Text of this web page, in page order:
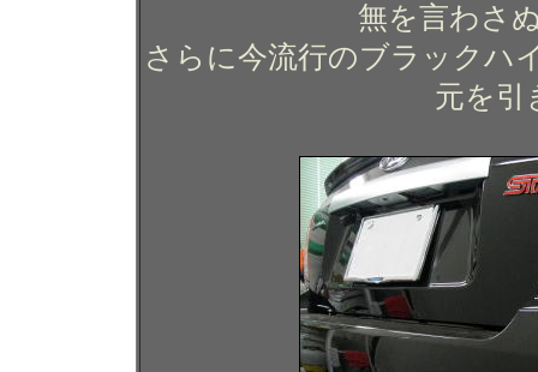
無を言わさ
さらに今流行のブラックハ
元を引